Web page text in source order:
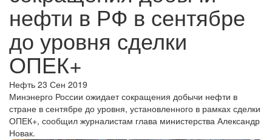
нефти в РФ в сентябре
до уровня сделки
ОПЕК+
Нефть 23 Сен 2019
Минэнерго России ожидает сокращения добычи нефти в
стране в сентябре до уровня, установленного в рамках сделки
ОПЕК+, сообщил журналистам глава министерства Александр
Новак.